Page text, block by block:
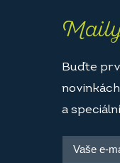
Buďte
novinkách
a